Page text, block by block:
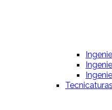
Tecnicaturas